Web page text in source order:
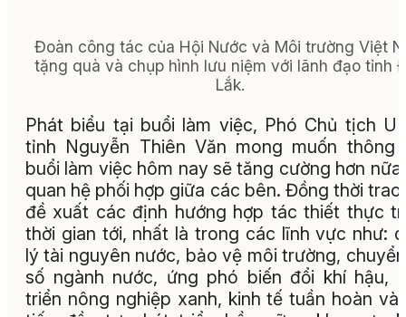
Đoàn công tác của Hội Nước và Môi trường Việt
tặng quà và chụp hình lưu niệm với lãnh đạo tỉnh
Lắk.
Phát biểu tại buổi làm việc, Phó Chủ tịch
tỉnh Nguyễn Thiên Văn mong muốn thông
buổi làm việc hôm nay sẽ tăng cường hơn nữa
quan hệ phối hợp giữa các bên. Đồng thời trao
đề xuất các định hướng hợp tác thiết thực
thời gian tới, nhất là trong các lĩnh vực như:
lý tài nguyên nước, bảo vệ môi trường,
số ngành nước, ứng phó biến đổi khí hậu,
triển nông nghiệp xanh, kinh tế tuần hoàn và